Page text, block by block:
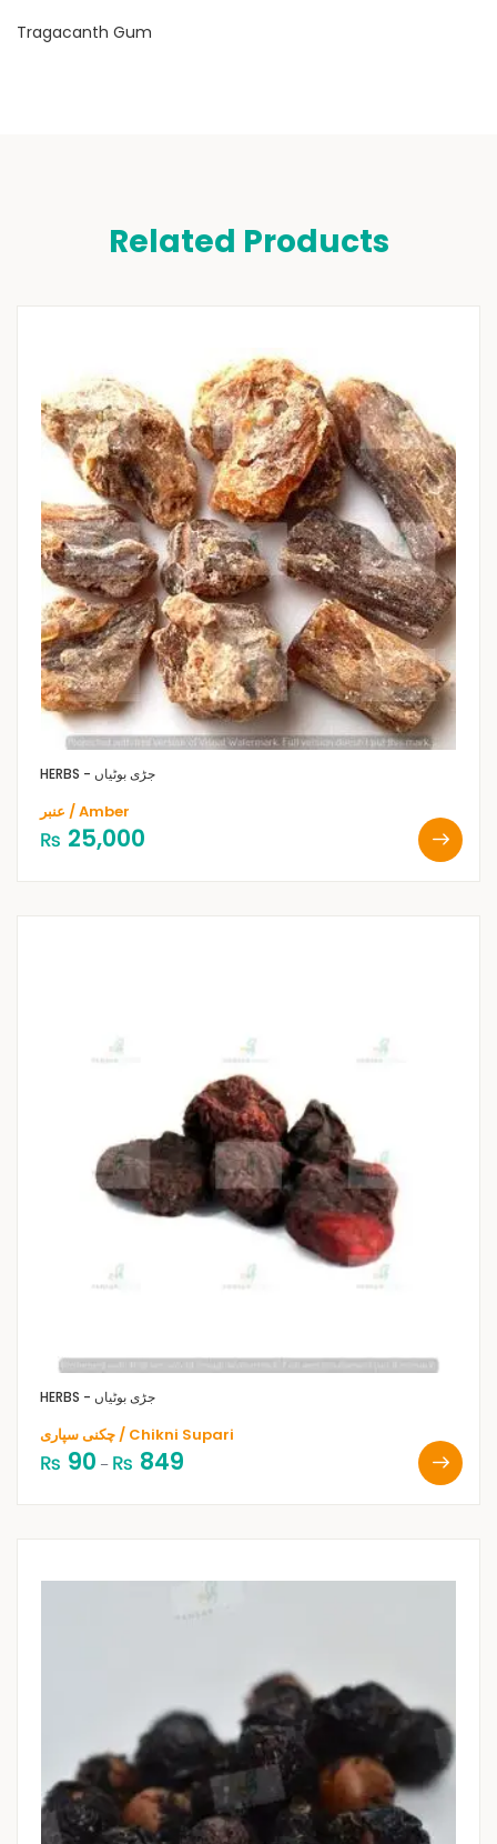
Tragacanth Gum
Related Products
HERBS - جڑی بوٹیاں
عنبر / Amber
₨ 25,000
HERBS - جڑی بوٹیاں
چکنی سپاری / Chikni Supari
₨ 90 – ₨ 849